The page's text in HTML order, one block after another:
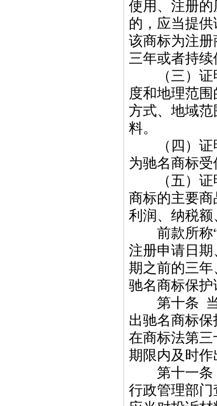
使用、注册
的，应当提
该商标为注
三年或者持
（三）证明
度和地理范
方式、地域
料。
（四）证明
为驰名商标
（五）证明
商标的主要
利润、纳税
前款所称“
注册申请日
期之前的三
驰名商标保
第十条 当
出驰名商标
在商标法第
期限内及时
第十一条
行政管理部